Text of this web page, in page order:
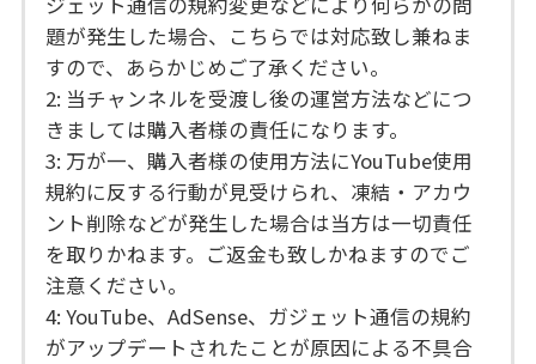
題が発生した場合、こちらでは対応致し兼ねま
すので、あらかじめご了承ください。
2: 当チャンネルを受渡し後の運営方法などにつ
きましては購入者様の責任になります。
3: 万が一、購入者様の使用方法にYouTube使用
規約に反する行動が見受けられ、凍結・アカウ
ント削除などが発生した場合は当方は一切責任
を取りかねます。ご返金も致しかねますのでご
注意ください。
4: YouTube、AdSense、ガジェット通信の規約
がアップデートされたことが原因による不具合